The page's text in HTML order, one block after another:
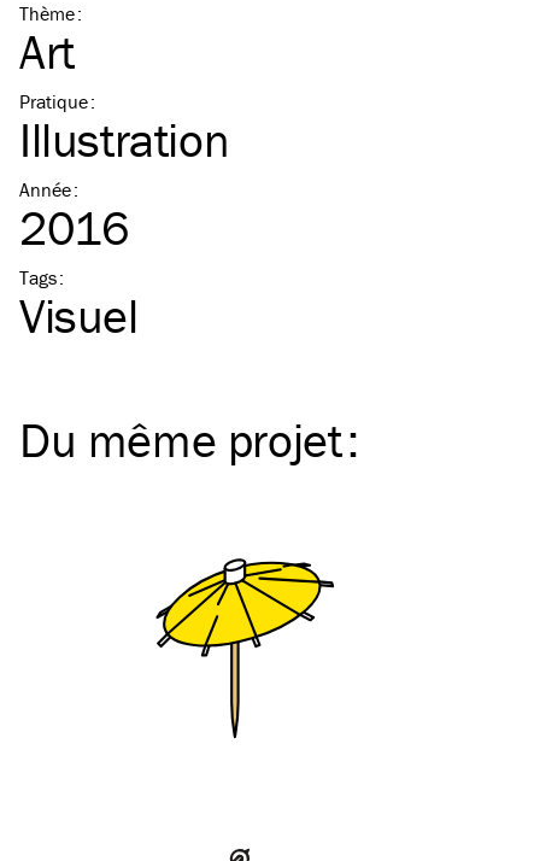
Thème:
Art
Pratique:
Illustration
Année:
2016
Tags:
Visuel
Du même projet: